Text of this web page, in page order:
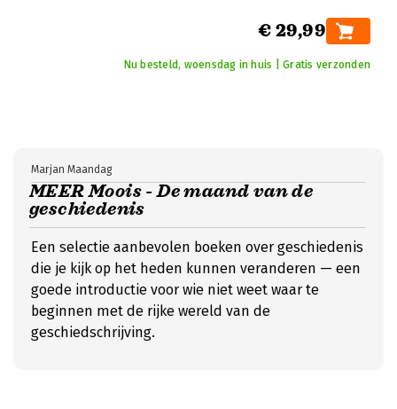
€ 29,99
Nu besteld, woensdag in huis | Gratis verzonden
MEER Moois - De maand van de
geschiedenis
Marjan Maandag
Een selectie aanbevolen boeken over geschiedenis
die je kijk op het heden kunnen veranderen — een
goede introductie voor wie niet weet waar te
beginnen met de rijke wereld van de
geschiedschrijving.